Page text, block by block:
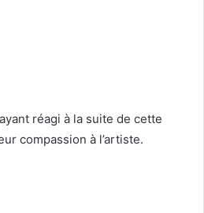
réagi à la suite de cette
compassion à l’artiste.